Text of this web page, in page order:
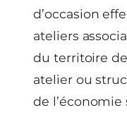
d’occasion
ateliers
du territoire de
atelier ou
de